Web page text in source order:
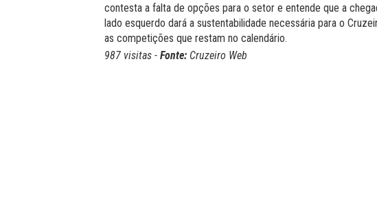
contesta a falta de opções para o setor e entende que a
lado esquerdo dará a sustentabilidade necessária para o
as competições que restam no calendário.
987 visitas - Fonte: Cruzeiro Web